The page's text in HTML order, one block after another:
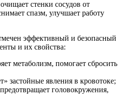
стенки сосудов от
спазм, улучшает работу
эффективный и безопасный
и их свойства:
метаболизм, помогает сбросить
застойные явления в кровотоке;
головокружения,